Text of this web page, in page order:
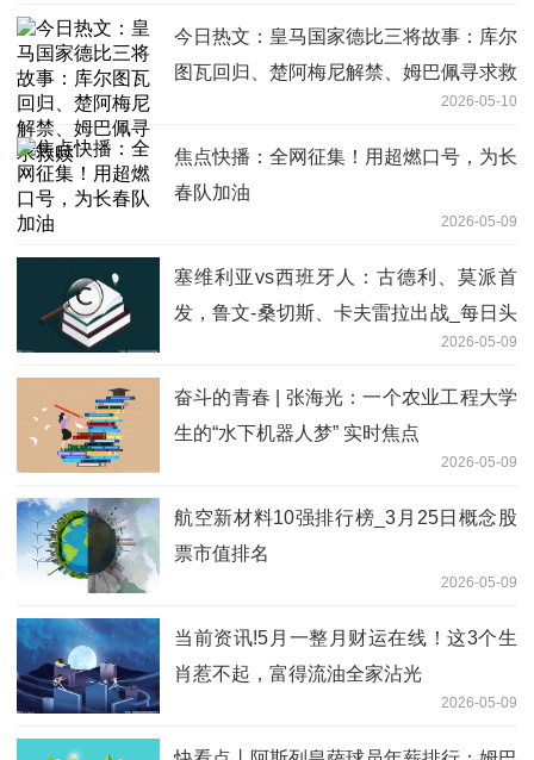
今日热文：皇马国家德比三将故事：库尔
图瓦回归、楚阿梅尼解禁、姆巴佩寻求救
2026-05-10
焦点快播：全网征集！用超燃口号，为长
春队加油
2026-05-09
塞维利亚vs西班牙人：古德利、莫派首
发，鲁文-桑切斯、卡夫雷拉出战_每日头
2026-05-09
奋斗的青春 | 张海光：一个农业工程大学
生的“水下机器人梦” 实时焦点
2026-05-09
航空新材料10强排行榜_3月25日概念股
票市值排名
2026-05-09
当前资讯!5月一整月财运在线！这3个生
肖惹不起，富得流油全家沾光
2026-05-09